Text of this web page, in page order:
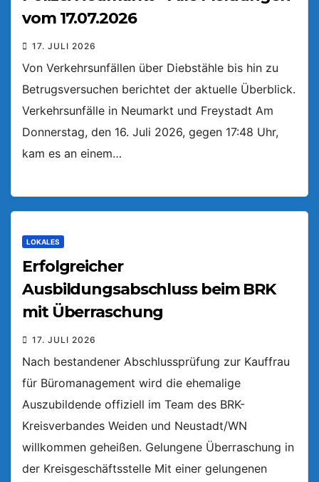
vom 17.07.2026
17. JULI 2026
Von Verkehrsunfällen über Diebstähle bis hin zu
Betrugsversuchen berichtet der aktuelle Überblick.
Verkehrsunfälle in Neumarkt und Freystadt Am
Donnerstag, den 16. Juli 2026, gegen 17:48 Uhr,
kam es an einem…
LOKALES
Erfolgreicher
Ausbildungsabschluss beim BRK
mit Überraschung
17. JULI 2026
Nach bestandener Abschlussprüfung zur Kauffrau
für Büromanagement wird die ehemalige
Auszubildende offiziell im Team des BRK-
Kreisverbandes Weiden und Neustadt/WN
willkommen geheißen. Gelungene Überraschung in
der Kreisgeschäftsstelle Mit einer gelungenen